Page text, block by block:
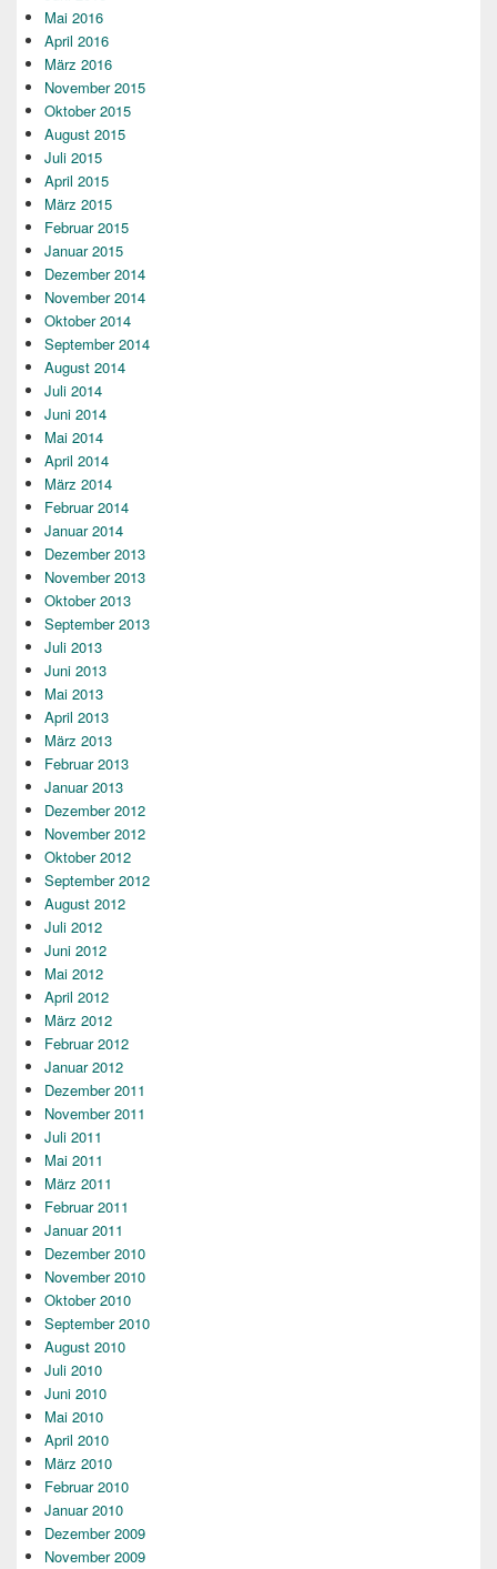
Mai 2016
April 2016
März 2016
November 2015
Oktober 2015
August 2015
Juli 2015
April 2015
März 2015
Februar 2015
Januar 2015
Dezember 2014
November 2014
Oktober 2014
September 2014
August 2014
Juli 2014
Juni 2014
Mai 2014
April 2014
März 2014
Februar 2014
Januar 2014
Dezember 2013
November 2013
Oktober 2013
September 2013
Juli 2013
Juni 2013
Mai 2013
April 2013
März 2013
Februar 2013
Januar 2013
Dezember 2012
November 2012
Oktober 2012
September 2012
August 2012
Juli 2012
Juni 2012
Mai 2012
April 2012
März 2012
Februar 2012
Januar 2012
Dezember 2011
November 2011
Juli 2011
Mai 2011
März 2011
Februar 2011
Januar 2011
Dezember 2010
November 2010
Oktober 2010
September 2010
August 2010
Juli 2010
Juni 2010
Mai 2010
April 2010
März 2010
Februar 2010
Januar 2010
Dezember 2009
November 2009